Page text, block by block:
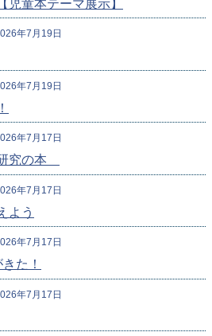
児童本テーマ展示】
年7月19日
年7月19日
年7月17日
究の本
年7月17日
よう
年7月17日
た！
年7月17日